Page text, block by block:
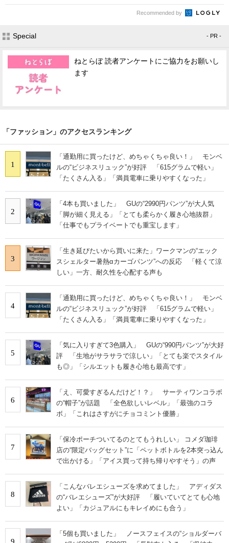
Recommended by
Special - PR -
ねとらぼ 読者アンケートにご協力をお願いし
ます
「ファッション」のアクセスランキング
1
「通勤用に買ったけど、めちゃくちゃ良い！」 モンベ
ルの“ビジネスリュック”が好評 「615グラムで軽い」
「たくさん入る」「満員電車に乗りやすくなった」
2
「4本も買いました」 GUの“2990円パンツ”が大人気
「脚が細く見える」「とても柔らかく履き心地抜群」
「仕事でもプライベートでも重宝します」
3
「生き延びたいから買いに来た」ワークマンの“エック
スシェルター暑熱αカーゴパンツ”への反応 「軽くて涼
しい」一方、耐久性を心配する声も
4
「通勤用に買ったけど、めちゃくちゃ良い！」 モンベ
ルの“ビジネスリュック”が好評 「615グラムで軽い」
「たくさん入る」「満員電車に乗りやすくなった」
5
「気に入りすぎて3色購入」 GUの“990円パンツ”が大好
評 「生地がサラサラで涼しい」「とても楽でスタイル
も◎」「シルエットも履き心地も最高です」
6
「え、可愛すぎるんだけど！？」 サーティワンコラボ
の“帽子”が話題 「全色欲しいレベル」「最強のコラ
ボ」「これはさすがにチョコミント優勝」
7
「保冷ポーチついてるのとてもうれしい」 コメダ珈琲
店の“限定バッグセット”に「ペットボトルを2本突っ込ん
で出かける」「アイス買って持ち帰りやすそう」の声
8
「こんなバレエシューズを求めてました」 アディダス
の“バレエシューズ”が大好評 「履いていてとても心地
よい」「カジュアルにもキレイめにも合う」
「5個も買いました」 ノースフェイスの“ショルダーバ